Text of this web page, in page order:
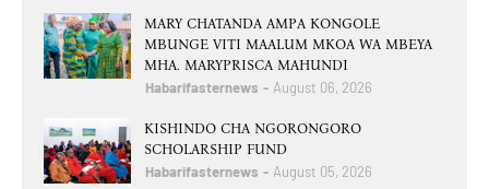
MARY CHATANDA AMPA KONGOLE
MBUNGE VITI MAALUM MKOA WA MBEYA
MHA. MARYPRISCA MAHUNDI
Habarifasternews August 06, 2026
KISHINDO CHA NGORONGORO
SCHOLARSHIP FUND
Habarifasternews August 05, 2026